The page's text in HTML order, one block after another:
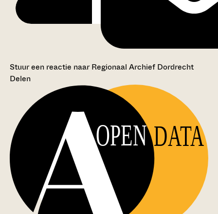
Stuur een reactie naar Regionaal Archief Dordrecht
Delen
OPEN DATA